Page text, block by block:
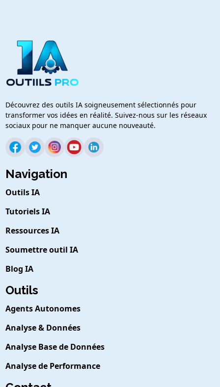
Découvrez des outils IA soigneusement sélectionnés pour
transformer vos idées en réalité. Suivez-nous sur les réseaux
sociaux pour ne manquer aucune nouveauté.
Navigation
Outils IA
Tutoriels IA
Ressources IA
Soumettre outil IA
Blog IA
Outils
Agents Autonomes
Analyse & Données
Analyse Base de Données
Analyse de Performance